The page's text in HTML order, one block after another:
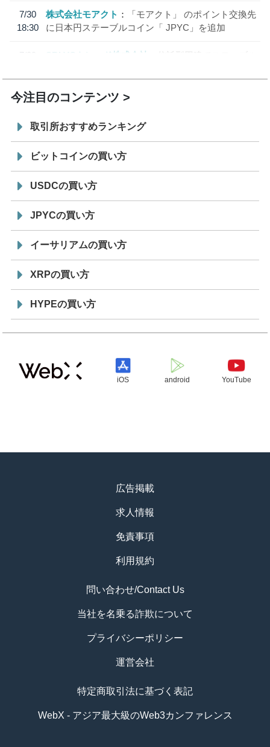
7/30
18:30
株式会社モアクト
「モアクト」 のポイント交換先
に日本円ステーブルコイン「 JPYC」を追加
7/29
SBI VCトレード株式会社
信託型円建てステーブル
今注目のコンテンツ
取引所おすすめランキング
ビットコインの買い方
USDCの買い方
JPYCの買い方
イーサリアムの買い方
XRPの買い方
HYPEの買い方
iOS android YouTube
広告掲載
求人情報
免責事項
利用規約
問い合わせ/Contact Us
当社を名乗る詐欺について
プライバシーポリシー
運営会社
特定商取引法に基づく表記
WebX - アジア最大級のWeb3カンファレンス